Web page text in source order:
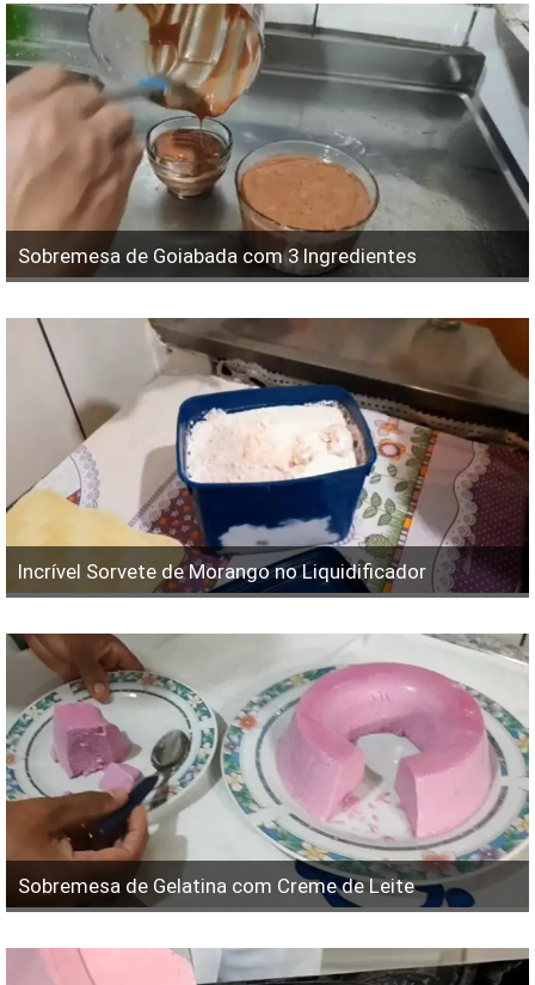
Sobremesa de Goiabada com 3 Ingredientes
Incrível Sorvete de Morango no Liquidificador
Sobremesa de Gelatina com Creme de Leite